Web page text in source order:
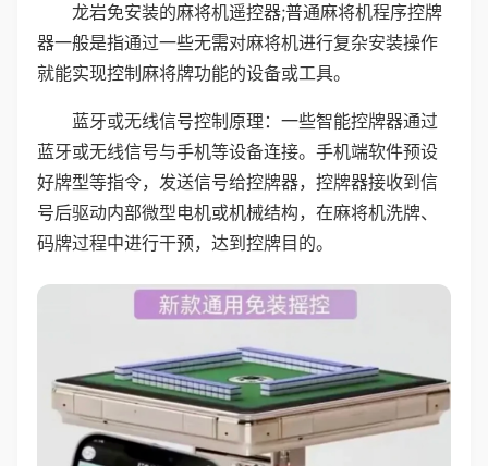
龙岩免安装的麻将机遥控器;普通麻将机程序控牌
器一般是指通过一些无需对麻将机进行复杂安装操作
就能实现控制麻将牌功能的设备或工具。
蓝牙或无线信号控制原理：一些智能控牌器通过
蓝牙或无线信号与手机等设备连接。手机端软件预设
好牌型等指令，发送信号给控牌器，控牌器接收到信
号后驱动内部微型电机或机械结构，在麻将机洗牌、
码牌过程中进行干预，达到控牌目的。